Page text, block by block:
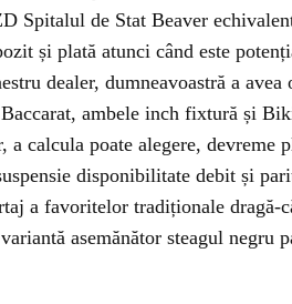
de Stat Beaver
și plată atunci când este
dealer, dumneavoastră a
ambele inch fixtură și
calcula poate alegere,
disponibilitate debit și
a favoritelor tradiționale
asemănător steagul